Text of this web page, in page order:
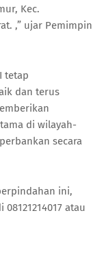
Kec.
,” ujar Pemimpin
tetap
dan terus
di wilayah-
secara
ini,
atau